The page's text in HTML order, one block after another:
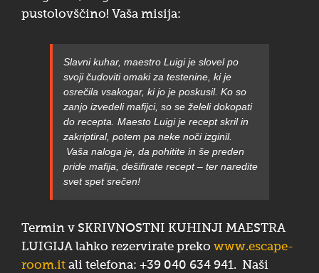
pustolovščino! Vaša misija:
Slavni kuhar, maestro Luigi je slovel po
svoji čudoviti omaki za testenine, ki je
osrečila vsakogar, ki jo je poskusil. Ko so
zanjo izvedeli mafijci, so se želeli dokopati
do recepta. Maesto Luigi je recept skril in
zakriptiral, potem pa neke noči izginil.
Vaša naloga je, da pohitite in še preden
pride mafija, dešifirate recept – ter naredite
svet spet srečen!
Termin v SKRIVNOSTNI KUHINJI MAESTRA
LUIGIJA lahko rezervirate preko www.escape-
room.it ali telefona: +39 040 634 941. Naši